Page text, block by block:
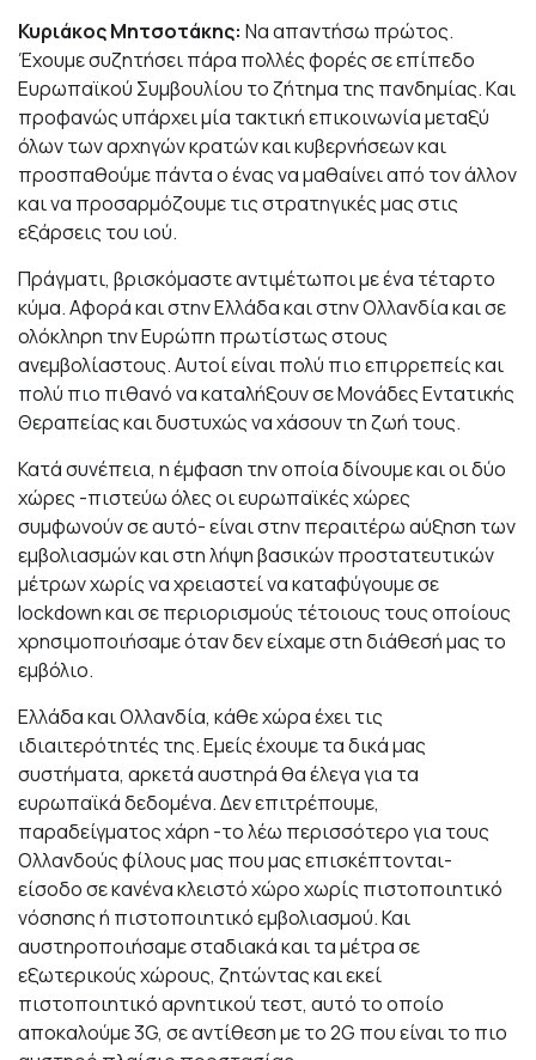
Κυριάκος Μητσοτάκης: Να απαντήσω πρώτος.
Έχουμε συζητήσει πάρα πολλές φορές σε επίπεδο
Ευρωπαϊκού Συμβουλίου το ζήτημα της πανδημίας. Kαι
προφανώς υπάρχει μία τακτική επικοινωνία μεταξύ
όλων των αρχηγών κρατών και κυβερνήσεων και
προσπαθούμε πάντα ο ένας να μαθαίνει από τον άλλον
και να προσαρμόζουμε τις στρατηγικές μας στις
εξάρσεις του ιού.
Πράγματι, βρισκόμαστε αντιμέτωποι με ένα τέταρτο
κύμα. Αφορά και στην Ελλάδα και στην Ολλανδία και σε
ολόκληρη την Ευρώπη πρωτίστως στους
ανεμβολίαστους. Αυτοί είναι πολύ πιο επιρρεπείς και
πολύ πιο πιθανό να καταλήξουν σε Μονάδες Εντατικής
Θεραπείας και δυστυχώς να χάσουν τη ζωή τους.
Κατά συνέπεια, η έμφαση την οποία δίνουμε και οι δύο
χώρες -πιστεύω όλες οι ευρωπαϊκές χώρες
συμφωνούν σε αυτό- είναι στην περαιτέρω αύξηση των
εμβολιασμών και στη λήψη βασικών προστατευτικών
μέτρων χωρίς να χρειαστεί να καταφύγουμε σε
lockdown και σε περιορισμούς τέτοιους τους οποίους
χρησιμοποιήσαμε όταν δεν είχαμε στη διάθεσή μας το
εμβόλιο.
Ελλάδα και Ολλανδία, κάθε χώρα έχει τις
ιδιαιτερότητές της. Εμείς έχουμε τα δικά μας
συστήματα, αρκετά αυστηρά θα έλεγα για τα
ευρωπαϊκά δεδομένα. Δεν επιτρέπουμε,
παραδείγματος χάρη -το λέω περισσότερο για τους
Ολλανδούς φίλους μας που μας επισκέπτονται-
είσοδο σε κανένα κλειστό χώρο χωρίς πιστοποιητικό
νόσησης ή πιστοποιητικό εμβολιασμού. Και
αυστηροποιήσαμε σταδιακά και τα μέτρα σε
εξωτερικούς χώρους, ζητώντας και εκεί
πιστοποιητικό αρνητικού τεστ, αυτό το οποίο
αποκαλούμε 3G, σε αντίθεση με το 2G που είναι το πιο